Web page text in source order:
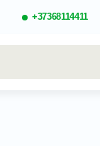
+37368114411